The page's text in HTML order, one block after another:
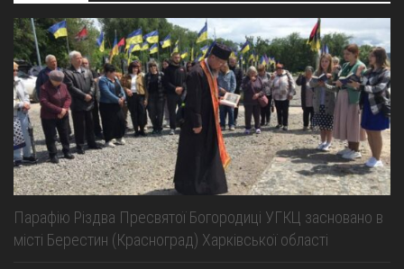
Парафію Різдва Пресвятої Богородиці УГКЦ засновано в
місті Берестин (Красноград) Харківської області